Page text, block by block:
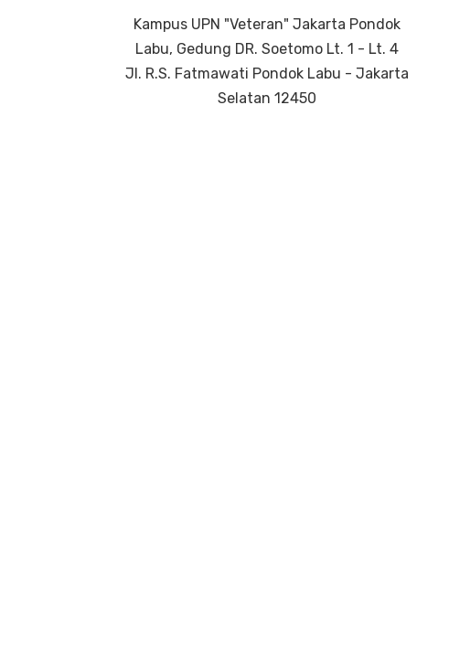
Kampus UPN "Veteran" Jakarta Pondok
Labu, Gedung DR. Soetomo Lt. 1 - Lt. 4
Jl. R.S. Fatmawati Pondok Labu - Jakarta
Selatan 12450